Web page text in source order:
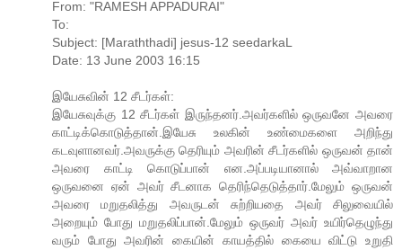
From: "RAMESH APPADURAI"
To:
Subject: [Maraththadi] jesus-12 seedarkaL
Date: 13 June 2003 16:15
இயேசுவின் 12 சீடர்கள்:
இயேசுவுக்கு 12 சீடர்கள் இருந்தனர்.அவர்களில் ஒருவனே அவரை
காட்டிக்கொடுத்தான்.இயேசு உலகின் உண்மைகளை அறிந்து
கடவுளானவர்.அவருக்கு தெரியும் அவரின் சீடர்களில் ஒருவன் தான்
அவரை காட்டி கொடுப்பான் என.அப்படியானால் அவ்வாறான
ஒருவனை ஏன் அவர் சீடனாக தெரிந்தெடுத்தார்.மேலும் ஒருவன்
அவரை மறுதலித்து அவருடன் சுற்றியதை அவர் சிலுவையில்
அறையும் போது மறுதலிப்பான்.மேலும் ஒருவர் அவர் உயிர்தெழுந்து
வரும் போது அவரின் கையின் காயத்தில் கையை விட்டு உறுதி